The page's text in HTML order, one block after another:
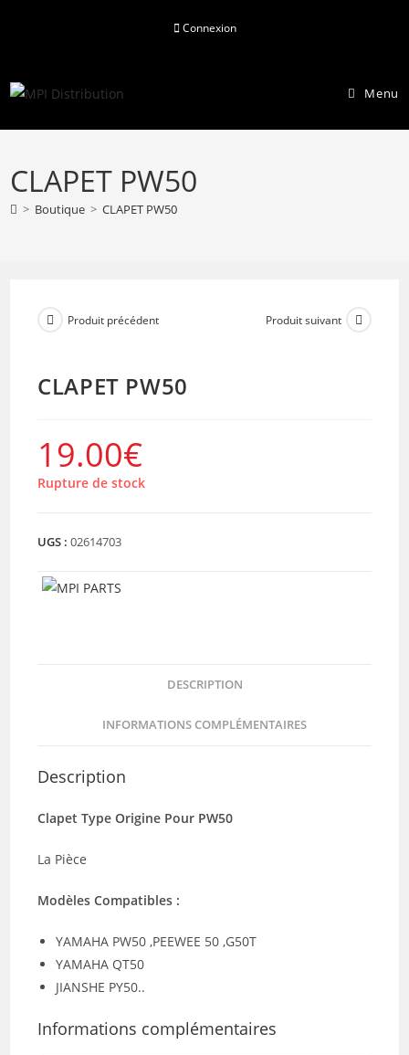
Connexion
Menu
CLAPET PW50
> Boutique > CLAPET PW50
Produit précédent Produit suivant
CLAPET PW50
19.00€
Rupture de stock
UGS :02614703
DESCRIPTION
INFORMATIONS COMPLÉMENTAIRES
Description
Clapet Type Origine Pour PW50
La Pièce
Modèles Compatibles :
YAMAHA PW50 ,PEEWEE 50 ,G50T
YAMAHA QT50
JIANSHE PY50..
Informations complémentaires